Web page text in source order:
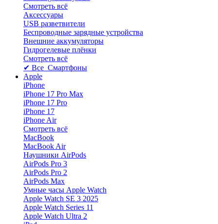
Смотреть всё
Аксессуары
USB разветвители
Беспроводные зарядные устройства
Внешние аккумуляторы
Гидрогелевые плёнки
Смотреть всё
✔ Все Смартфоны
Apple
iPhone
iPhone 17 Pro Max
iPhone 17 Pro
iPhone 17
iPhone Air
Смотреть всё
MacBook
MacBook Air
Наушники AirPods
AirPods Pro 3
AirPods Pro 2
AirPods Max
Умные часы Apple Watch
Apple Watch SE 3 2025
Apple Watch Series 11
Apple Watch Ultra 2